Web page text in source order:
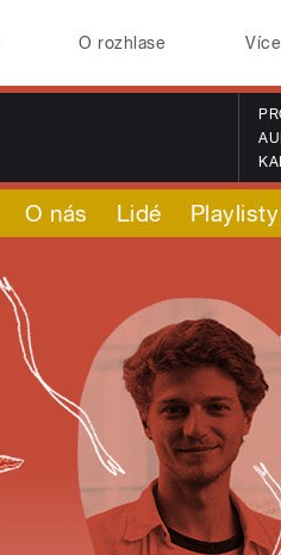
O rozhlase Více
O nás Lidé Playlisty